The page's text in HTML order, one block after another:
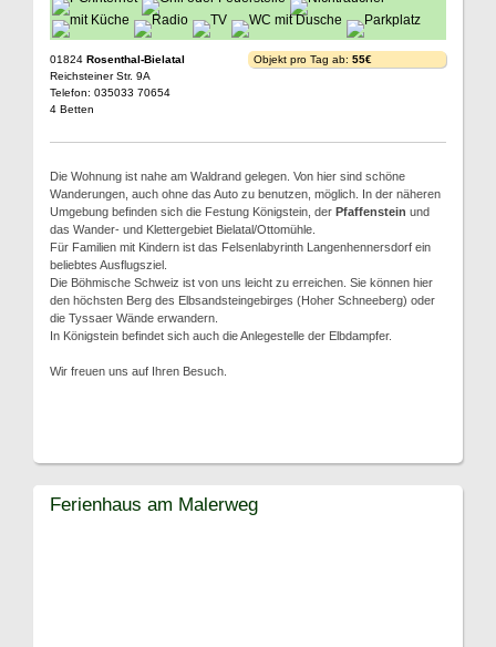
01824 Rosenthal-Bielatal
Reichsteiner Str. 9A
Telefon: 035033 70654
4 Betten
Objekt pro Tag ab: 55€
Die Wohnung ist nahe am Waldrand gelegen. Von hier sind schöne
Wanderungen, auch ohne das Auto zu benutzen, möglich. In der näheren
Umgebung befinden sich die Festung Königstein, der Pfaffenstein und
das Wander- und Klettergebiet Bielatal/Ottomühle.
Für Familien mit Kindern ist das Felsenlabyrinth Langenhennersdorf ein
beliebtes Ausflugsziel.
Die Böhmische Schweiz ist von uns leicht zu erreichen. Sie können hier
den höchsten Berg des Elbsandsteingebirges (Hoher Schneeberg) oder
die Tyssaer Wände erwandern.
In Königstein befindet sich auch die Anlegestelle der Elbdampfer.
Wir freuen uns auf Ihren Besuch.
Ferienhaus am Malerweg